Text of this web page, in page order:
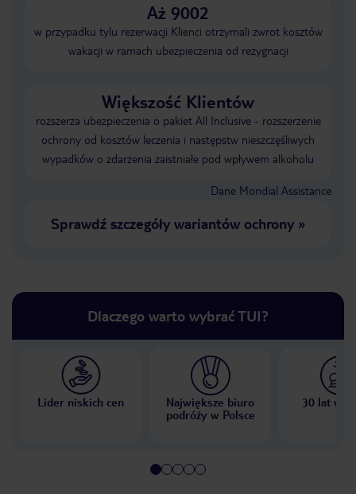
Aż 9002
w przypadku tylu rezerwacji Klienci otrzymali zwrot kosztów
wakacji w ramach ubezpieczenia od rezygnacji
Większość Klientów
rozszerza ubezpieczenia o pakiet All Inclusive - rozszerzenie
ochrony od kosztów leczenia i następstw nieszczęśliwych
wypadków o zdarzenia zaistniałe pod wpływem alkoholu
Dane Mondial Assistance
Sprawdź szczegóły wariantów ochrony»
Dlaczego warto wybrać TUI?
Lider niskich cen
Największe biuro
podróży w Polsce
30 lat w